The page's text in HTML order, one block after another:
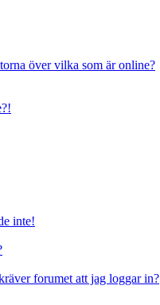
över vilka som är online?
inte!
forumet att jag loggar in?